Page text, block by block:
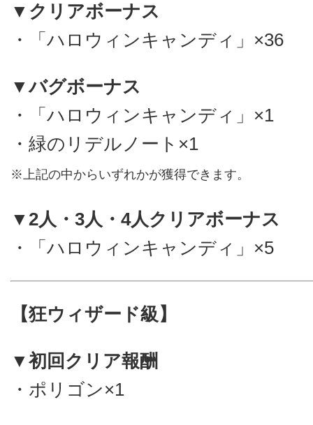
▼クリアボーナス
・「ハロウィンキャンディ」×36
▼バグボーナス
・「ハロウィンキャンディ」×1
・緑のリデルノート×1
※上記の中からいずれかが獲得できます。
▼2人・3人・4人クリアボーナス
・「ハロウィンキャンディ」×5
【狂ウィザード級】
▼初回クリア報酬
・ポリゴン×1